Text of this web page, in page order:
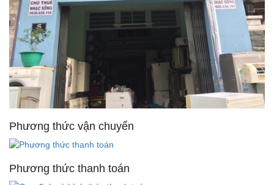
Phương thức vận chuyển
Phương thức thanh toán